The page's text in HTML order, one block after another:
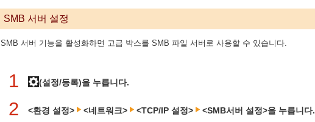
SMB 서버 설정
SMB 서버 기능을 활성화하면 고급 박스를 SMB 파일 서버로 사용할 수 있습니다.
1 (설정/등록)을 누릅니다.
2 <환경 설정> <네트워크> <TCP/IP 설정> <SMB서버 설정>을 누릅니다.